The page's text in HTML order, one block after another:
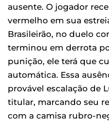
ausente. O jogador
vermelho em sua
Brasileirão, no duelo
terminou em derrota
punição, ele terá que
automática. Essa
provável escalação de
titular, marcando seu
com a camisa rubro-